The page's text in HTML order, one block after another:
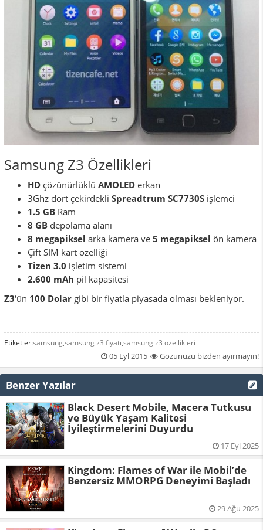
Samsung Z3 Özellikleri
HD çözünürlüklü AMOLED erkan
3Ghz dört çekirdekli Spreadtrum SC7730S işlemci
1.5 GB Ram
8 GB depolama alanı
8 megapiksel arka kamera ve 5 megapiksel ön kamera
Çift SIM kart özelliği
Tizen 3.0 işletim sistemi
2.600 mAh pil kapasitesi
Z3‘ün 100 Dolar gibi bir fiyatla piyasada olması bekleniyor.
Etiketler:samsung,samsung z3 fiyatı,samsung z3 özellikleri
Gözünüzü bizden ayırmayın!
05 Eyl 2015
Benzer Yazılar
Black Desert Mobile, Macera Tutkusu
ve Büyük Yaşam Kalitesi
İyileştirmelerini Duyurdu
17 Eyl 2025
Kingdom: Flames of War ile Mobil’de
Benzersiz MMORPG Deneyimi Başladı
29 Ağu 2025